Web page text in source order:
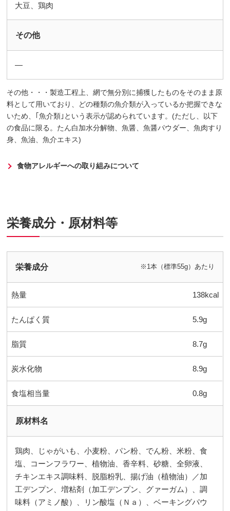
大豆、鶏肉
その他
―
その他・・・製造工程上、網で無分別に捕獲したものをそのまま原
料として用いており、どの種類の魚介類が入っているか把握できな
いため、｢魚介類｣という表示が認められています。(ただし、以下
の食品に限る。たん白加水分解物、魚醤、魚醤パウダー、魚肉すり
身、魚油、魚介エキス)
食物アレルギーへの取り組みについて
栄養成分・原材料等
栄養成分 ※1本（標準55g）あたり
熱量 138kcal
たんぱく質 5.9g
脂質 8.7g
炭水化物 8.9g
食塩相当量 0.8g
原材料名
鶏肉、じゃがいも、小麦粉、パン粉、でん粉、米粉、食
塩、コーンフラワー、植物油、香辛料、砂糖、全卵液、
チキンエキス調味料、脱脂粉乳、揚げ油（植物油）／加
工デンプン、増粘剤（加工デンプン、グァーガム）、調
味料（アミノ酸）、リン酸塩（Ｎａ）、ベーキングパウ